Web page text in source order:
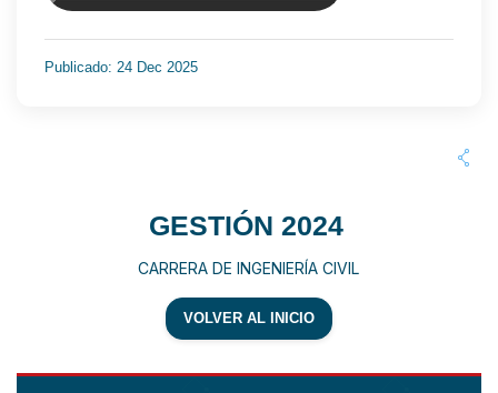
Publicado: 24 Dec 2025
GESTIÓN 2024
CARRERA DE INGENIERÍA CIVIL
VOLVER AL INICIO